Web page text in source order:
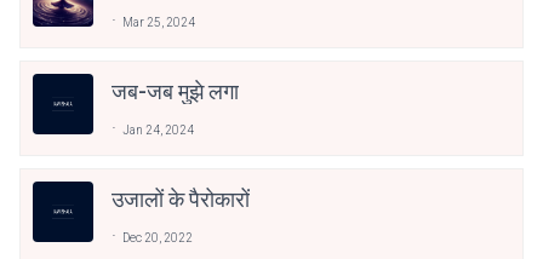
Mar 25, 2024
जब-जब मुझे लगा
Jan 24, 2024
उजालों के पैरोकारों
Dec 20, 2022